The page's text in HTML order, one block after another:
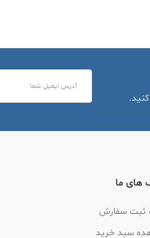
های ما
ثبت سفارش
سبد خرید